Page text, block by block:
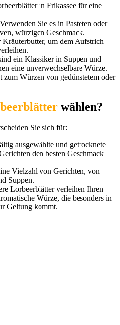
in Frikassee für eine
Verwenden Sie es in Pasteten oder
würzigen Geschmack.
Kräuterbutter, um dem Aufstrich
ein Klassiker in Suppen und
eine unverwechselbare Würze.
zum Würzen von gedünstetem oder
wählen?
Sie sich für:
ausgewählte und getrocknete
den besten Geschmack
Vielzahl von Gerichten, von
Suppen.
Lorbeerblätter verleihen Ihren
Würze, die besonders in
Geltung kommt.